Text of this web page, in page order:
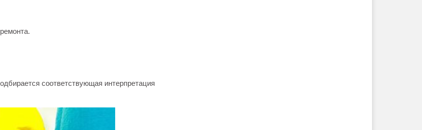
соответствующая интерпретация